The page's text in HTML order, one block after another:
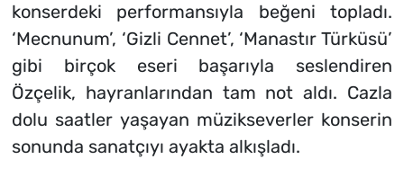
konserdeki performansıyla beğeni topladı.
‘Mecnunum’, ‘Gizli Cennet’, ‘Manastır Türküsü’
gibi birçok eseri başarıyla seslendiren
Özçelik, hayranlarından tam not aldı. Cazla
dolu saatler yaşayan müzikseverler konserin
sonunda sanatçıyı ayakta alkışladı.